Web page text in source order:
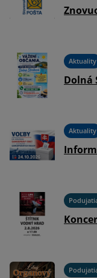
Aktuality
Dolná
Aktuality